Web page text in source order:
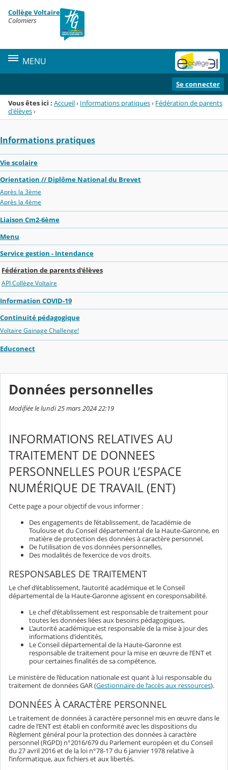
Menu de la rubrique
Contenu
Collège Voltaire
Colomiers
MENU
Se connecter
Vous êtes ici : Accueil› Informations pratiques› Fédération de parents
d'élèves›
Informations pratiques
Vie scolaire
Orientation // Diplôme National du Brevet
Après la 3ème
Après la 4ème
Liaison Cm2-6ème
Menu
Service gestion - Intendance
Fédération de parents d'élèves
API Collège Voltaire
Information COVID-19
Continuité pédagogique
Voltaire Gainage Challenge!
Educonect
Données personnelles
Modifiée le lundi 25 mars 2024 22:19
INFORMATIONS RELATIVES AU
TRAITEMENT DE DONNEES
PERSONNELLES POUR L’ESPACE
NUMÉRIQUE DE TRAVAIL (ENT)
Cette page a pour objectif de vous informer :
Des engagements de l’établissement, de l’académie de
Toulouse et du Conseil départemental de la Haute-Garonne, en
matière de protection des données à caractère personnel,
De l’utilisation de vos données personnelles,
Des modalités de l’exercice de vos droits.
RESPONSABLES DE TRAITEMENT
Le chef d’établissement, l’autorité académique et le Conseil
départemental de la Haute-Garonne agissent en coresponsabilité.
Le chef d’établissement est responsable de traitement pour
toutes les données liées aux besoins pédagogiques,
L’autorité académique est responsable de la mise à jour des
informations d’identités,
Le Conseil départemental de la Haute-Garonne est
responsable de traitement pour la mise en œuvre de l’ENT et
pour certaines finalités de sa compétence,
Le ministère de l’éducation nationale est quant à lui responsable du
traitement de données GAR (Gestionnaire de l’accès aux ressources).
DONNÉES À CARACTÈRE PERSONNEL
Le traitement de données à caractère personnel mis en œuvre dans le
cadre de l’ENT est établi en conformité avec les dispositions du
Règlement général pour la protection des données à caractère
personnel (RGPD) n°2016/679 du Parlement européen et du Conseil
du 27 avril 2016 et de la loi n°78-17 du 6 janvier 1978 relative à
l’informatique, aux fichiers et aux libertés.